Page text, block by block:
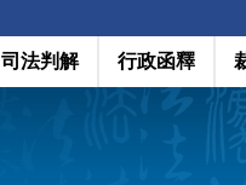
司法判解 行政函釋